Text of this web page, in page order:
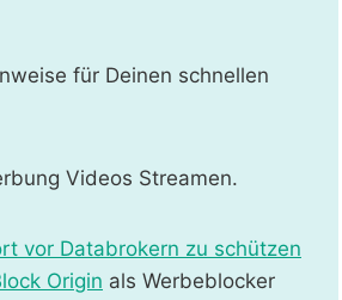
für Deinen schnellen
Videos Streamen.
vor Databrokern zu schützen
Origin als Werbeblocker